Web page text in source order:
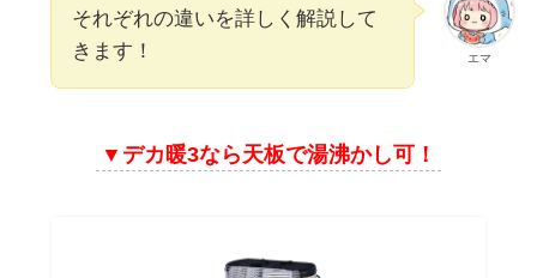
エマ
それぞれの違いを詳しく解説して
きます！
▼デカ暖3なら天板で湯沸かし可！